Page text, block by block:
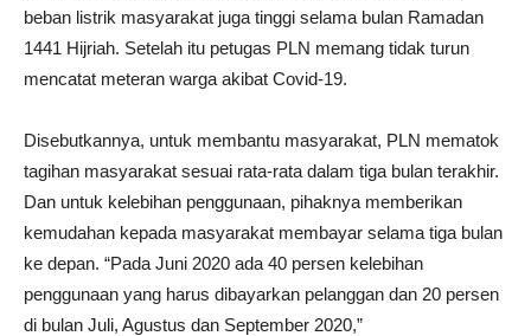
beban listrik masyarakat juga tinggi selama bulan Ramadan
1441 Hijriah. Setelah itu petugas PLN memang tidak turun
mencatat meteran warga akibat Covid-19.
Disebutkannya, untuk membantu masyarakat, PLN mematok
tagihan masyarakat sesuai rata-rata dalam tiga bulan terakhir.
Dan untuk kelebihan penggunaan, pihaknya memberikan
kemudahan kepada masyarakat membayar selama tiga bulan
ke depan. “Pada Juni 2020 ada 40 persen kelebihan
penggunaan yang harus dibayarkan pelanggan dan 20 persen
di bulan Juli, Agustus dan September 2020,”